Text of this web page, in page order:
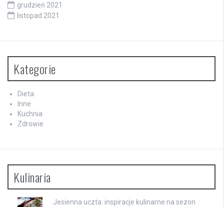
grudzień 2021
listopad 2021
Kategorie
Dieta
Inne
Kuchnia
Zdrowie
Kulinaria
Jesienna uczta: inspiracje kulinarne na sezon